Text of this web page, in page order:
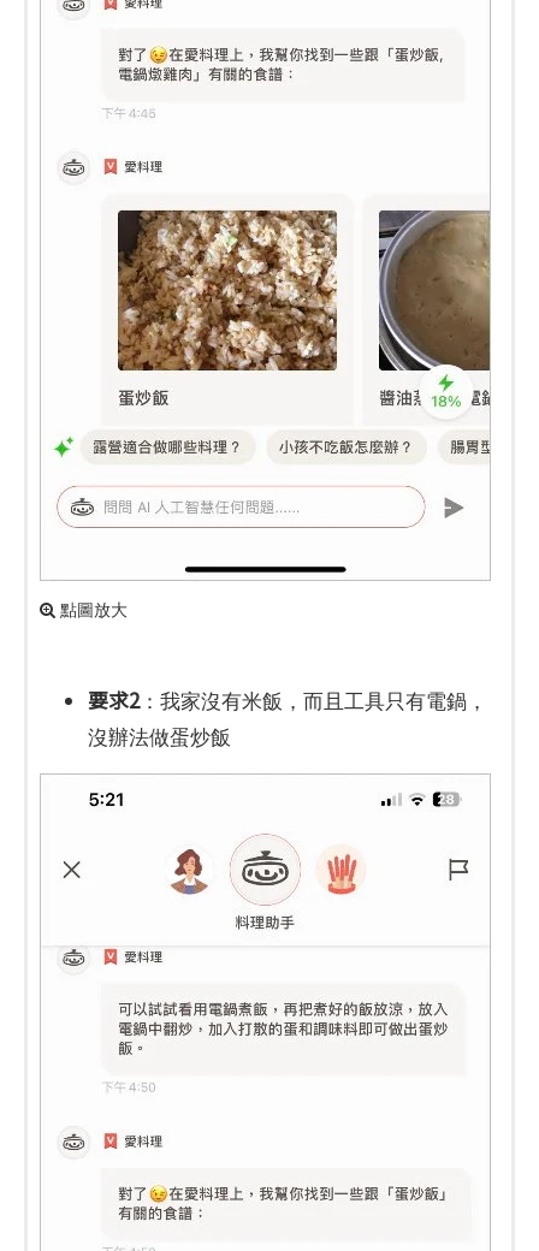
點圖放大
要求2：我家沒有米飯，而且工具只有電鍋，
沒辦法做蛋炒飯